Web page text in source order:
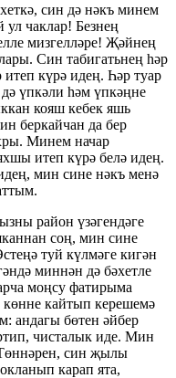
син дә нәкъ минем
чаклар! Безнең
мизгелләре! Җәйнең
Син табигатьнең һәр
итеп күрә идең. Һәр туар
үпкәли һәм үпкәңне
кояш кебек яшь
беркайчан да бер
Минем начар
итеп күрә белә идең.
мин сине нәкъ менә
район үзәгендәге
соң, мин сине
туй күлмәге кигән
миннән дә бәхетле
моңсу фатирыма
кайтып керешемә
андагы бөтен әйбер
чисталык иде. Мин
син җылы
карап ята,